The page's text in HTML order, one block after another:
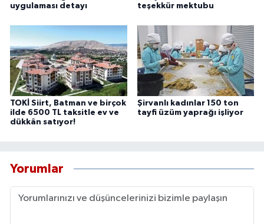
uygulaması detayı
teşekkür mektubu
TOKİ Siirt, Batman ve birçok
ilde 6500 TL taksitle ev ve
dükkân satıyor!
Şirvanlı kadınlar 150 ton
tayfi üzüm yaprağı işliyor
Yorumlar